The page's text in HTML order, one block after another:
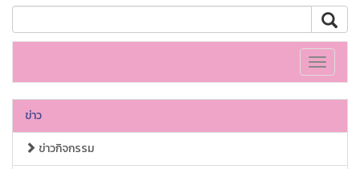
Toggle
ข่าว
ข่าวกิจกรรม